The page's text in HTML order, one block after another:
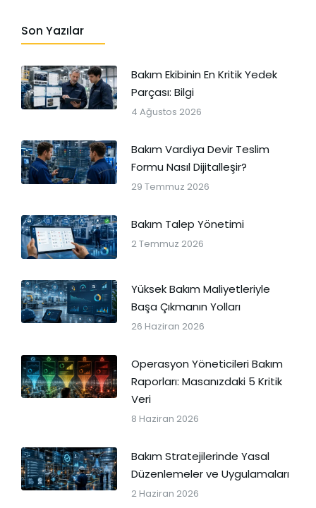
Son Yazılar
Bakım Ekibinin En Kritik Yedek
Parçası: Bilgi
4 Ağustos 2026
Bakım Vardiya Devir Teslim
Formu Nasıl Dijitalleşir?
29 Temmuz 2026
Bakım Talep Yönetimi
2 Temmuz 2026
Yüksek Bakım Maliyetleriyle
Başa Çıkmanın Yolları
26 Haziran 2026
Operasyon Yöneticileri Bakım
Raporları: Masanızdaki 5 Kritik
Veri
8 Haziran 2026
Bakım Stratejilerinde Yasal
Düzenlemeler ve Uygulamaları
2 Haziran 2026